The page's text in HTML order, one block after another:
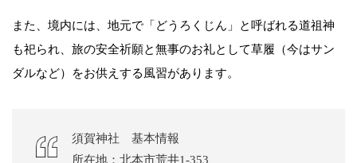
また、境内には、地元で「どうろくじん」と呼ばれる道祖神
も祀られ、旅の安全祈願と無事のお礼として草履（今はサン
ダルなど）をお供えする風習があります。
須賀神社 基本情報
所在地：北本市荒井1-353